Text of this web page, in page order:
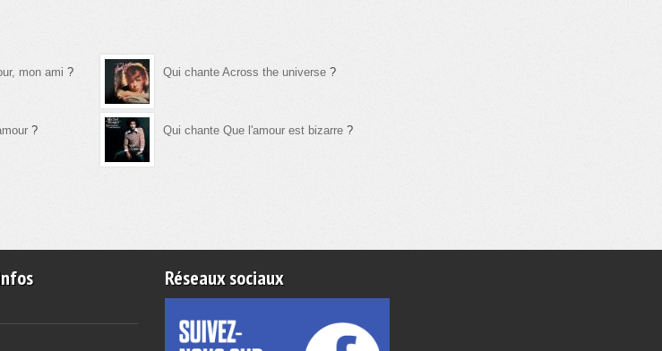
mon ami ? Qui chante Across the universe ?
? Qui chante Que l'amour est bizarre ?
Réseaux sociaux